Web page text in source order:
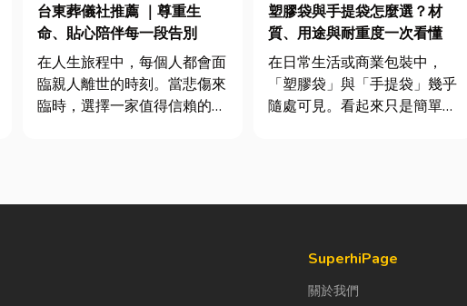
台東葬儀社推薦 ｜尊重生
命、貼心陪伴每一段告別
在人生旅程中，每個人都會面
臨親人離世的時刻。當悲傷來
臨時，選擇一家值得信賴的台
塑膠袋與手提袋怎麼選？材
質、用途與耐重度一次看懂
在日常生活或商業包裝中，
「塑膠袋」與「手提袋」幾乎
隨處可見。看起來只是簡單的
提袋的...SuperhiPage
關於我們